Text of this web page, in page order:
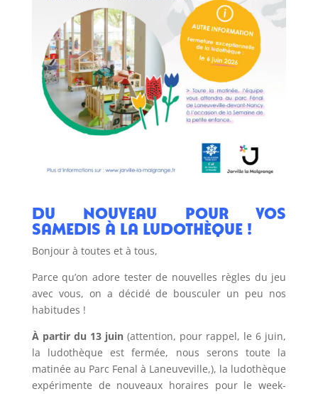
Du nouveau pour vos
samedis à la ludothèque !
Bonjour à toutes et à tous,
Parce qu’on adore tester de nouvelles règles du jeu
avec vous, on a décidé de bousculer un peu nos
habitudes !
À partir du 13 juin(attention, pour rappel, le 6 juin,
la ludothèque est fermée, nous serons toute la
matinée au Parc Fenal à Laneuveville,), la ludothèque
expérimente de nouveaux horaires pour le week-